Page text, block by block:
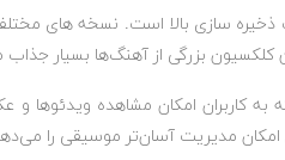
سازی بالا است. نسخه های
کلکسیون بزرگی از آهنگ‌ها بسیار جذاب
امکان مدیریت آسان‌تر موسیقی را